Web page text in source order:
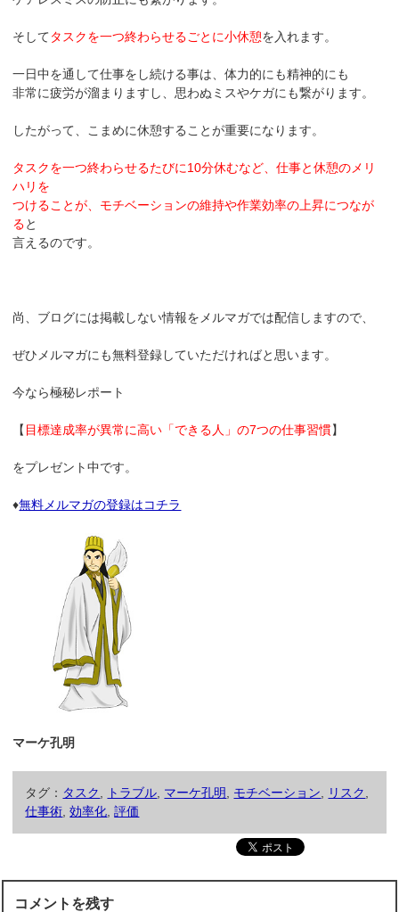
そしてタスクを一つ終わらせるごとに小休憩を入れます。
一日中を通して仕事をし続ける事は、体力的にも精神的にも
非常に疲労が溜まりますし、思わぬミスやケガにも繋がります。
したがって、こまめに休憩することが重要になります。
タスクを一つ終わらせるたびに10分休むなど、仕事と休憩のメリ
ハリを
つけることが、モチベーションの維持や作業効率の上昇につなが
ると
言えるのです。
尚、ブログには掲載しない情報をメルマガでは配信しますので、
ぜひメルマガにも無料登録していただければと思います。
今なら極秘レポート
【 目標達成率が異常に高い「できる人」の7つの仕事習慣】
をプレゼント中です。
♦無料メルマガの登録はコチラ
マーケ孔明
タグ： タスク トラブル マーケ孔明 モチベーション リスク
仕事術 ,効率化 ,評価
コメントを残す